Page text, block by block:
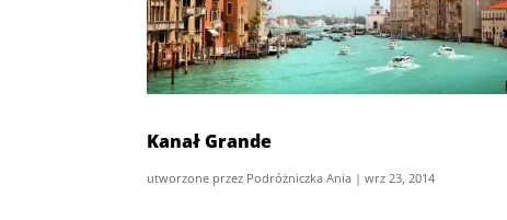
Kanał Grande
utworzone przez Podróżniczka Ania |wrz 23, 2014